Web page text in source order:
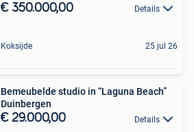
€ 350.000,00 Details
Koksijde 25 jul 26
Bemeubelde studio in “Laguna Beach”
Duinbergen
€ 29.000,00 Details